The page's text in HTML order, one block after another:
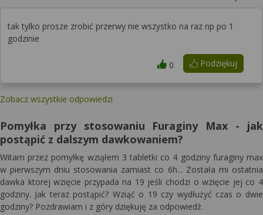
tak tylko prosze zrobić przerwy nie wszystko na raz np po 1
godzinie
Podziękuj
0
Zobacz wszystkie odpowiedzi
Pomyłka przy stosowaniu Furaginy Max - jak
postąpić z dalszym dawkowaniem?
Witam przez pomyłkę wziąłem 3 tabletki co 4 godziny furaginy max
w pierwszym dniu stosowania zamiast co 6h... Została mi ostatnia
dawka ktorej wzięcie przypada na 19 jeśli chodzi o wzięcie jej co 4
godziny. Jak teraz postąpić? Wziąć o 19 czy wydłużyć czas o dwie
godziny? Pozdrawiam i z góry dziękuję za odpowiedź.